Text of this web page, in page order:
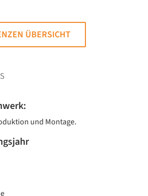
ÜBERSICHT
und Montage.